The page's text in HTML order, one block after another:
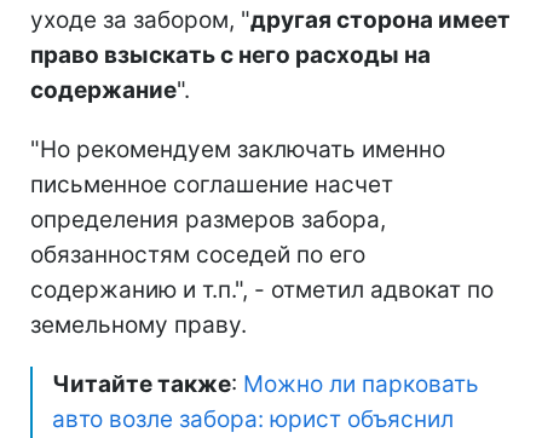
уходе за забором, "другая сторона имеет
право взыскать с него расходы на
содержание".
"Но рекомендуем заключать именно
письменное соглашение насчет
определения размеров забора,
обязанностям соседей по его
содержанию и т.п.", - отметил адвокат по
земельному праву.
Читайте также: Можно ли парковать
авто возле забора: юрист объяснил